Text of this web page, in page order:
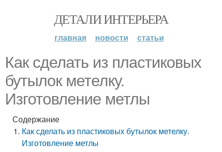
ДЕТАЛИ ИНТЕРЬЕРА
главная новости статьи
Как сделать из пластиковых
бутылок метелку.
Изготовление метлы
Содержание
Как сделать из пластиковых бутылок метелку.
Изготовление метлы